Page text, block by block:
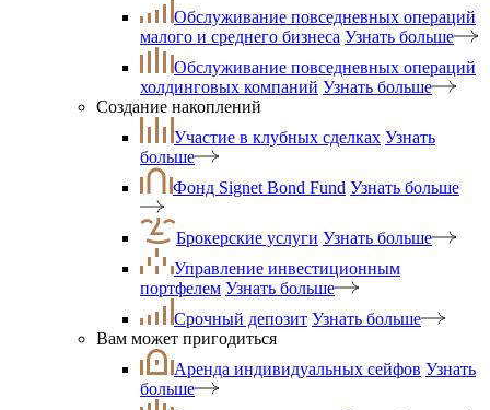
Обслуживание повседневных операций
малого и среднего бизнеса Узнать больше
Обслуживание повседневных операций
холдинговых компаний Узнать больше
Создание накоплений
Участие в клубных сделках Узнать
больше
Фонд Signet Bond Fund Узнать больше
Брокерские услуги Узнать больше
Управление инвестиционным
портфелем Узнать больше
Срочный депозит Узнать больше
Вам может пригодиться
Аренда индивидуальных сейфов Узнать
больше